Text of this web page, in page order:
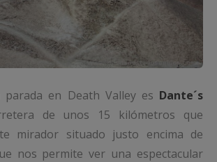
en Death Valley es Dante´s
de unos 15 kilómetros que
mirador situado justo encima de
nos permite ver una espectacular